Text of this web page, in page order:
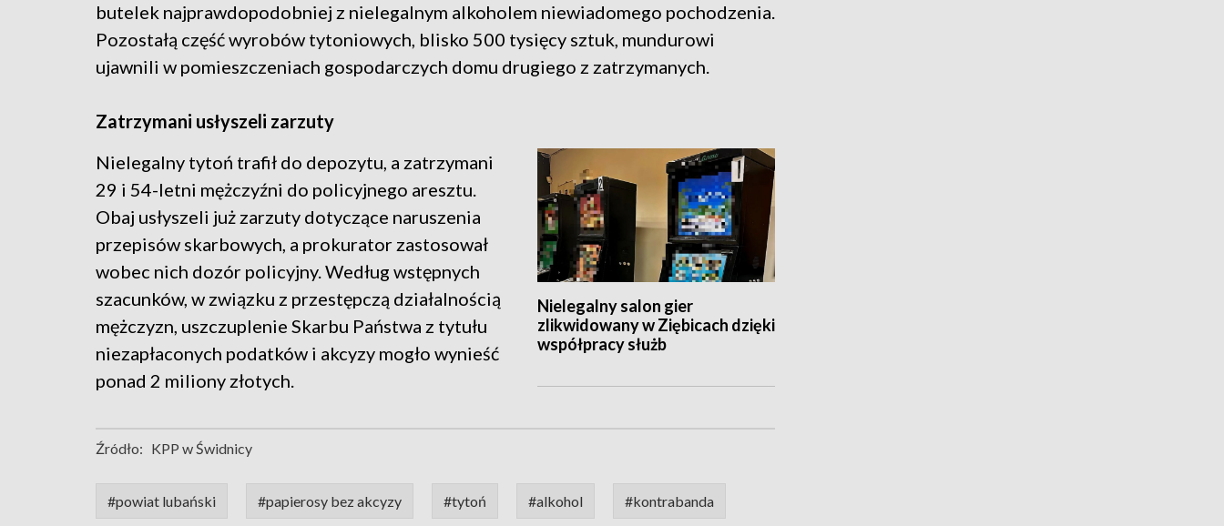
butelek najprawdopodobniej z nielegalnym alkoholem niewiadomego pochodzenia.
Pozostałą część wyrobów tytoniowych, blisko 500 tysięcy sztuk, mundurowi
ujawnili w pomieszczeniach gospodarczych domu drugiego z zatrzymanych.
Zatrzymani usłyszeli zarzuty
Nielegalny salon gier
zlikwidowany w Ziębicach dzięki
współpracy służb
Nielegalny tytoń trafił do depozytu, a zatrzymani
29 i 54-letni mężczyźni do policyjnego aresztu.
Obaj usłyszeli już zarzuty dotyczące naruszenia
przepisów skarbowych, a prokurator zastosował
wobec nich dozór policyjny. Według wstępnych
szacunków, w związku z przestępczą działalnością
mężczyzn, uszczuplenie Skarbu Państwa z tytułu
niezapłaconych podatków i akcyzy mogło wynieść
ponad 2 miliony złotych.
Źródło: KPP w Świdnicy
#powiat lubański #papierosy bez akcyzy #tytoń #alkohol #kontrabanda